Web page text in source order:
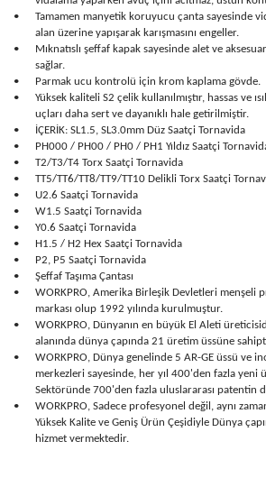
•
Tamamen manyetik koruyucu çanta sayesinde
alan üzerine yapışarak karışmasını engeller.
•
Mıknatıslı şeffaf kapak sayesinde alet ve
sağlar.
•
Parmak ucu kontrolü için krom kaplama gövde.
•
Yüksek kaliteli S2 çelik kullanılmıştır, hassas ve
uçları daha sert ve dayanıklı hale getirilmiştir.
•
İÇERİK: SL1.5, SL3.0mm Düz Saatçi Tornavida
•
PH000 / PH00 / PH0 / PH1 Yıldız Saatçi
•
T2/T3/T4 Torx Saatçi Tornavida
•
TT5/TT6/TT8/TT9/TT10 Delikli Torx Saatçi
•
U2.6 Saatçi Tornavida
•
W1.5 Saatçi Tornavida
•
Y0.6 Saatçi Tornavida
•
H1.5 / H2 Hex Saatçi Tornavida
•
P2, P5 Saatçi Tornavida
•
Şeffaf Taşıma Çantası
•
WORKPRO, Amerika Birleşik Devletleri menşeli
markası olup 1992 yılında kurulmuştur.
•
WORKPRO, Dünyanın en büyük El Aleti
alanında dünya çapında 21 üretim üssüne
•
WORKPRO, Dünya genelinde 5 AR-GE üssü ve
merkezleri sayesinde, her yıl 400'den fazla yeni
Sektöründe 700'den fazla uluslararası patentin
•
WORKPRO, Sadece profesyonel değil, aynı
Yüksek Kalite ve Geniş Ürün Çeşidiyle Dünya
hizmet vermektedir.